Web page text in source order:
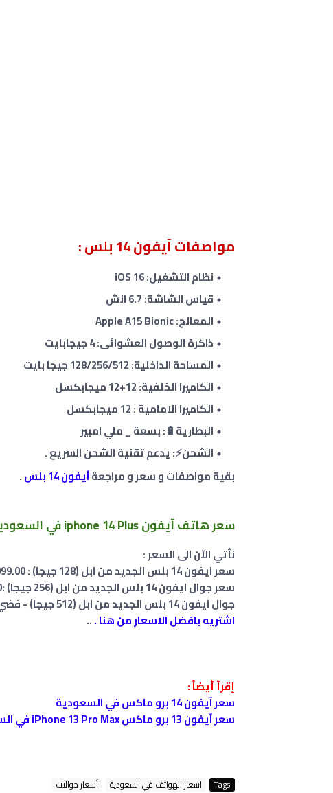
مواصفات آيفون 14 بلس :
نظام التشغيل: iOS 16
قياس الشاشة: 6.7 انش
المعالج: Apple A15 Bionic
ذاكرة الوصول العشوائى: 4 جيجابايت
المساحة الداخلية: 128/256/512 جيجا بايت
الكاميرا الخلفية: 12+12 ميجابكسل
الكاميرا الامامية : 12 ميجابكسل
البطارية🔋: بسعة _ ملي امبير
الشحن⚡: يدعم تقنية الشحن السريع .
بقية مواصفات و سعر و مراجعةآيفون 14 بلس .
سعر هاتف آيفون iphone 14 Plus في السعودية
نأتي الآن الىالسعر :
سعرايفون 14 بلس الجديد من ابل (128 جيجا) : ‎4,099.‎00‏
سعرجوال ايفون 14 بلس الجديد من ابل (256 جيجا) :‎4,599.‎00‏
جوال ايفون 14 بلس الجديد من ابل (512 جيجا) - فضي ‎5,599.‎00‏ ريال
اشتريه بافضل الاسعار من هنا ...
إقرأ أيضاً :
سعر آيفون 14 برو ماكس في السعودية
سعر آيفون 13 برو ماكس iPhone 13 Pro Max في السعودية
Tags اسعار الهواتف في السعودية أسعار جوالات